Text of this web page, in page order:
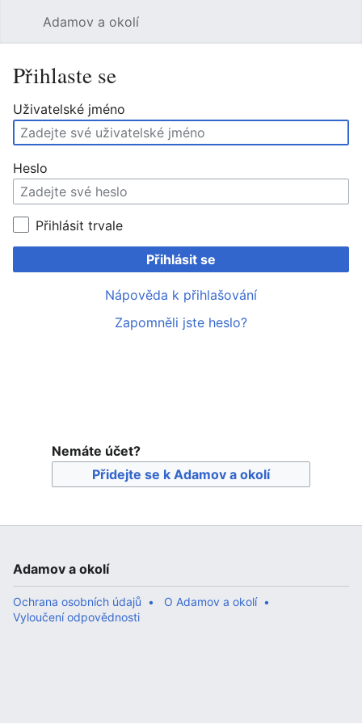
Adamov a okolí
Přihlaste se
Uživatelské jméno
Heslo
Přihlásit trvale
Přihlásit se
Nápověda k přihlašování
Zapomněli jste heslo?
Nemáte účet?
Přidejte se k Adamov a okolí
Adamov a okolí
Ochrana osobních údajů
O Adamov a okolí
Vyloučení odpovědnosti